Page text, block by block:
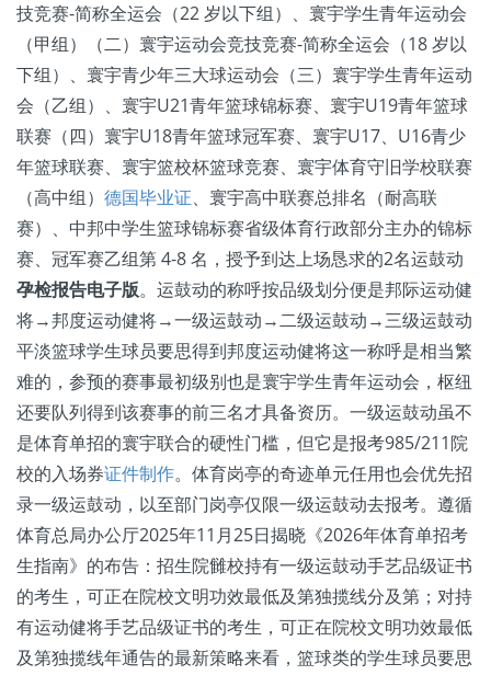
技竞赛-简称全运会（22 岁以下组）、寰宇学生青年运动会
（甲组）（二）寰宇运动会竞技竞赛-简称全运会（18 岁以
下组）、寰宇青少年三大球运动会（三）寰宇学生青年运动
会（乙组）、寰宇U21青年篮球锦标赛、寰宇U19青年篮球
联赛（四）寰宇U18青年篮球冠军赛、寰宇U17、U16青少
年篮球联赛、寰宇篮校杯篮球竞赛、寰宇体育守旧学校联赛
（高中组） 德国毕业证、寰宇高中联赛总排名（耐高联
赛）、中邦中学生篮球锦标赛省级体育行政部分主办的锦标
赛、冠军赛乙组第 4-8 名，授予到达上场恳求的2名运鼓动
孕检报告电子版。运鼓动的称呼按品级划分便是邦际运动健
将→邦度运动健将→一级运鼓动→二级运鼓动→三级运鼓动
平淡篮球学生球员要思得到邦度运动健将这一称呼是相当繁
难的，参预的赛事最初级别也是寰宇学生青年运动会，枢纽
还要队列得到该赛事的前三名才具备资历。一级运鼓动虽不
是体育单招的寰宇联合的硬性门槛，但它是报考985/211院
校的入场券证件制作。体育岗亭的奇迹单元任用也会优先招
录一级运鼓动，以至部门岗亭仅限一级运鼓动去报考。遵循
体育总局办公厅2025年11月25日揭晓《2026年体育单招考
生指南》的布告：招生院雠校持有一级运鼓动手艺品级证书
的考生，可正在院校文明功效最低及第独揽线分及第；对持
有运动健将手艺品级证书的考生，可正在院校文明功效最低
及第独揽线年通告的最新策略来看，篮球类的学生球员要思